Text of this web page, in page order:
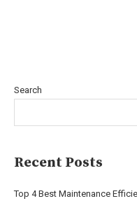
Search
Recent Posts
Top 4 Best Maintenance